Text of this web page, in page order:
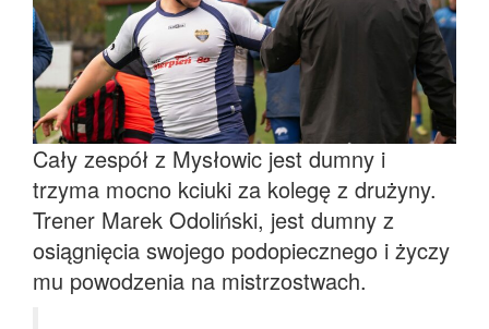
Cały zespół z Mysłowic jest dumny i
trzyma mocno kciuki za kolegę z drużyny.
Trener Marek Odoliński, jest dumny z
osiągnięcia swojego podopiecznego i życzy
mu powodzenia na mistrzostwach.